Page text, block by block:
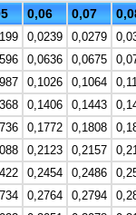
0,06 0,07
0,0239 0,0279
0,0636 0,0675
0,1026 0,1064
0,1406 0,1443
0,1772 0,1808
0,2123 0,2157
0,2454 0,2486
0,2764 0,2794